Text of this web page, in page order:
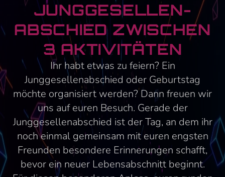
JUNGGESELLEN­
ABSCHIED ZWISCHEN
3 AKTIVITÄTEN
Ihr habt etwas zu feiern? Ein
Junggesellenabschied oder Geburtstag
möchte organisiert werden? Dann freuen wir
uns auf euren Besuch. Gerade der
Junggesellenabschied ist der Tag, an dem ihr
noch einmal gemeinsam mit euren engsten
Freunden besondere Erinnerungen schafft,
bevor ein neuer Lebensabschnitt beginnt.